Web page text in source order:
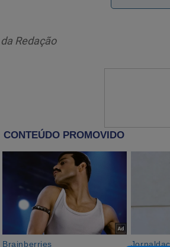
preta, também. Se tiver
“O que o presidente quer é
prescrição, para que em
nessa coisa de que um
colocou no papel, ninguém
quando você pergunta
impressão’.”
Mandetta é um calhorda. Vai quebrar a
da Redação